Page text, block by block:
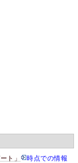
ト」
時点での情報